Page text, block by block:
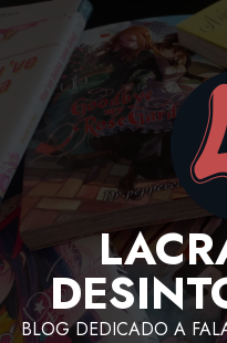
BLOG DEDICADO A